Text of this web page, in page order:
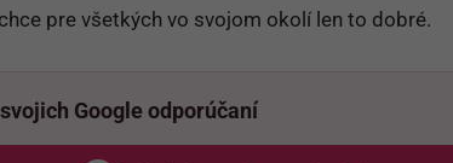
pre všetkých vo svojom okolí len to dobré.
Google odporúčaní